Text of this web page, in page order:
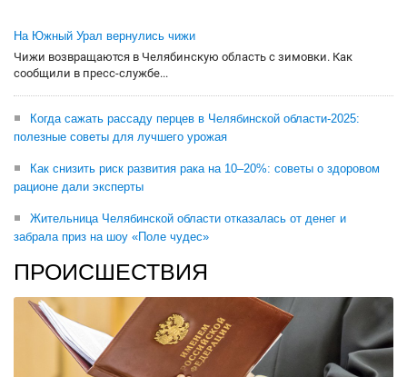
На Южный Урал вернулись чижи
Чижи возвращаются в Челябинскую область с зимовки. Как
сообщили в пресс-службе...
Когда сажать рассаду перцев в Челябинской области-2025:
полезные советы для лучшего урожая
Как снизить риск развития рака на 10–20%: советы о здоровом
рационе дали эксперты
Жительница Челябинской области отказалась от денег и
забрала приз на шоу «Поле чудес»
ПРОИСШЕСТВИЯ